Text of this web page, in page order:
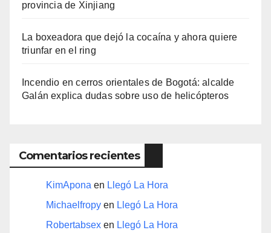
provincia de Xinjiang
La boxeadora que dejó la cocaína y ahora quiere
triunfar en el ring​
Incendio en cerros orientales de Bogotá: alcalde
Galán explica dudas sobre uso de helicópteros
Comentarios recientes
KimApona en Llegó La Hora
Michaelfropy en Llegó La Hora
Robertabsex en Llegó La Hora